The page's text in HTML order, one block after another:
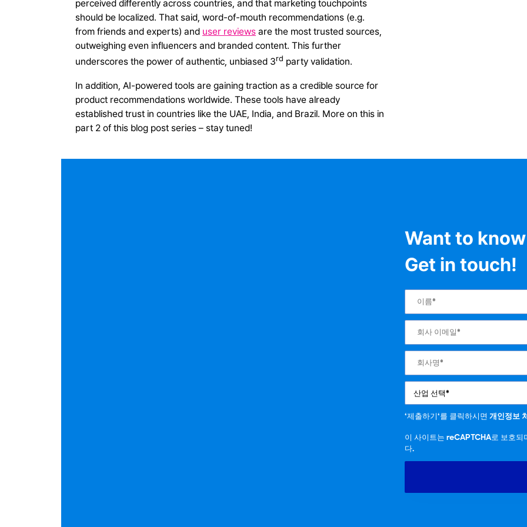
perceived differently across countries, and that marketing touchpoints
should be localized. That said, word-of-mouth recommendations (e.g.
from friends and experts) and user reviews are the most trusted sources,
outweighing even influencers and branded content. This further
underscores the power of authentic, unbiased 3rd party validation.
In addition, AI-powered tools are gaining traction as a credible source for
product recommendations worldwide. These tools have already
established trust in countries like the UAE, India, and Brazil. More on this in
part 2 of this blog post series – stay tuned!
Want to
Get in touch!
‘제출하기‘를 클릭하시면 개인정보
이 사이트는 reCAPTCHA로 보호
다.